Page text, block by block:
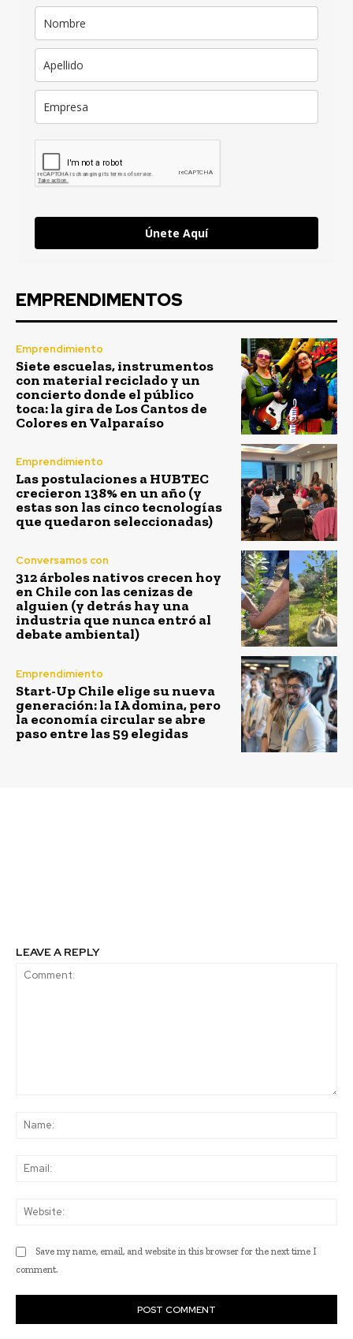
Únete Aquí
EMPRENDIMENTOS
Emprendimiento
Siete escuelas, instrumentos
con material reciclado y un
concierto donde el público
toca: la gira de Los Cantos de
Colores en Valparaíso
Emprendimiento
Las postulaciones a HUBTEC
crecieron 138% en un año (y
estas son las cinco tecnologías
que quedaron seleccionadas)
Conversamos con
312 árboles nativos crecen hoy
en Chile con las cenizas de
alguien (y detrás hay una
industria que nunca entró al
debate ambiental)
Emprendimiento
Start-Up Chile elige su nueva
generación: la IA domina, pero
la economía circular se abre
paso entre las 59 elegidas
LEAVE A REPLY
Save my name, email, and website in this browser for the next time I
comment.